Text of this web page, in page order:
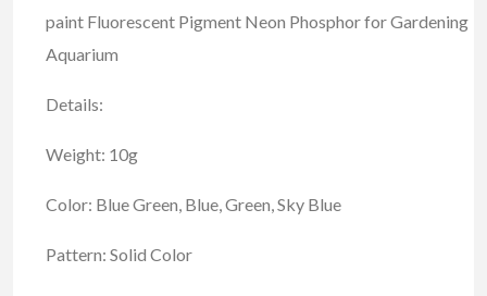
paint Fluorescent Pigment Neon Phosphor for Gardening
Aquarium
Details:
Weight: 10g
Color: Blue Green, Blue, Green, Sky Blue
Pattern: Solid Color